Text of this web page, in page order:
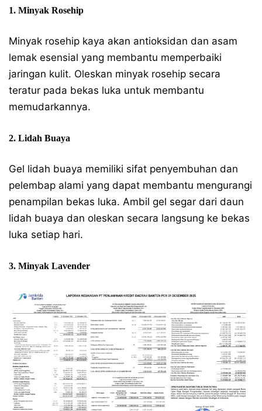
1. Minyak Rosehip
Minyak rosehip kaya akan antioksidan dan asam
lemak esensial yang membantu memperbaiki
jaringan kulit. Oleskan minyak rosehip secara
teratur pada bekas luka untuk membantu
memudarkannya.
2. Lidah Buaya
Gel lidah buaya memiliki sifat penyembuhan dan
pelembap alami yang dapat membantu mengurangi
penampilan bekas luka. Ambil gel segar dari daun
lidah buaya dan oleskan secara langsung ke bekas
luka setiap hari.
3. Minyak Lavender